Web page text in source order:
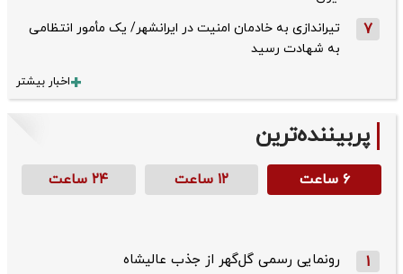
7
تیراندازی به خادمان امنیت در ایرانشهر/ یک مأمور انتظامی
به شهادت رسید
اخبار بیشتر
پربیننده‌ترین
۶ ساعت ۱۲ ساعت ۲۴ ساعت
1 رونمایی رسمی گل‌گهر از جذب عالیشاه